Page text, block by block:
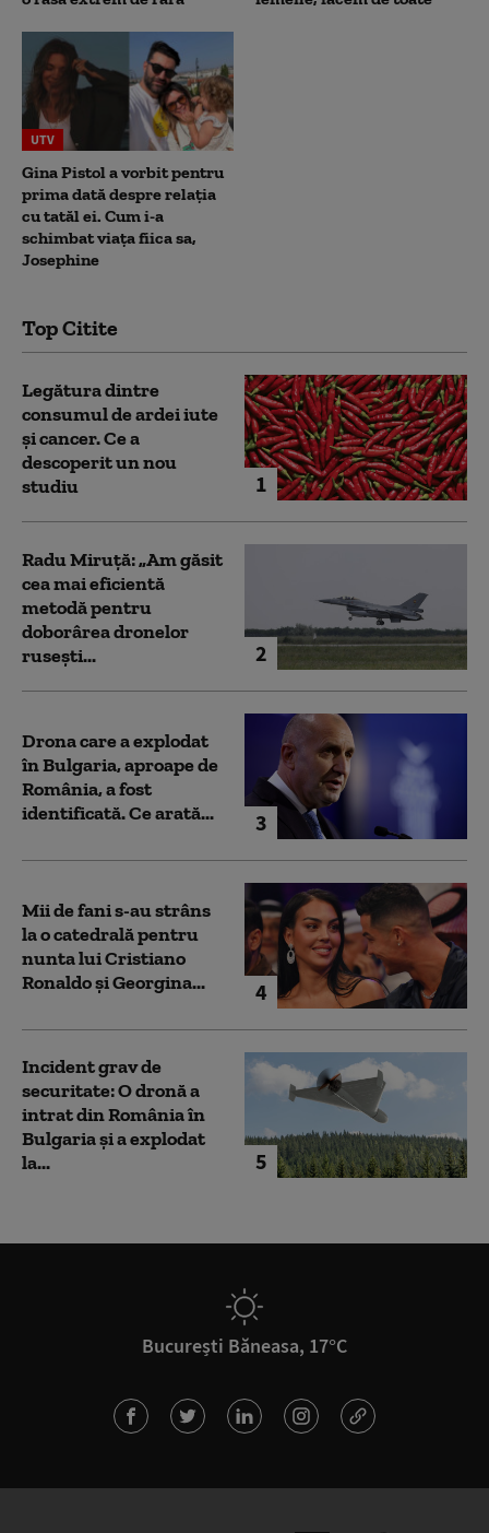
UTV
Gina Pistol a vorbit pentru
prima dată despre relația
cu tatăl ei. Cum i-a
schimbat viața fiica sa,
Josephine
Top Citite
1
Legătura dintre
consumul de ardei iute
și cancer. Ce a
descoperit un nou
studiu
2
Radu Miruță: „Am găsit
cea mai eficientă
metodă pentru
doborârea dronelor
rusești...
3
Drona care a explodat
în Bulgaria, aproape de
România, a fost
identificată. Ce arată...
4
Mii de fani s-au strâns
la o catedrală pentru
nunta lui Cristiano
Ronaldo şi Georgina...
5
Incident grav de
securitate: O dronă a
intrat din România în
Bulgaria şi a explodat
la...
București Băneasa, 17°C